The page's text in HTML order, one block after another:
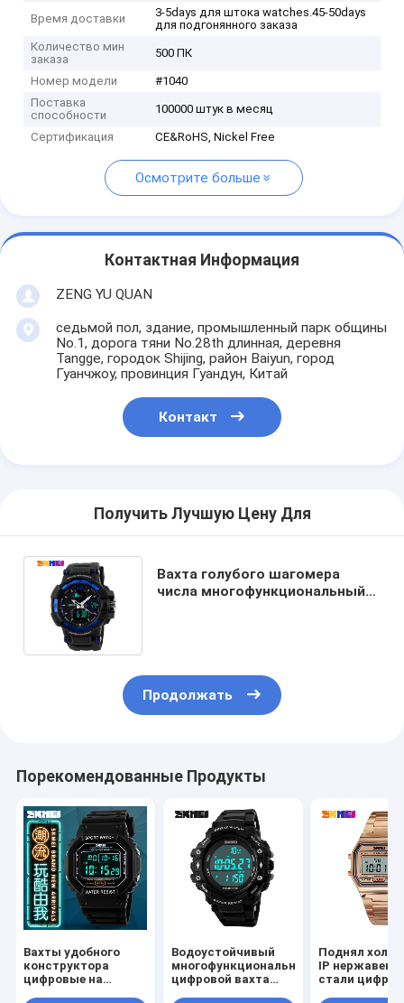
Время доставки
3-5days для штока watches.45-50days
для подгонянного заказа
Количество мин
заказа
500 ПК
Номер модели
#1040
Поставка
способности
100000 штук в месяц
Сертификация CE&RoHS, Nickel Free
Осмотрите больше
Контактная Информация
ZENG YU QUAN
седьмой пол, здание, промышленный парк общины
No.1, дорога тяни No.28th длинная, деревня
Tangge, городок Shijing, район Baiyun, город
Гуанчжоу, провинция Гуандун, Китай
Контакт
Получить Лучшую Цену Для
Вахта голубого шагомера
числа многофункциональный
Продолжать
Порекомендованные Продукты
Вахты удобного
конструктора
цифровые на
Водоустойчивый
многофункциональный
цифровой вахта
Поднял
IP
стали